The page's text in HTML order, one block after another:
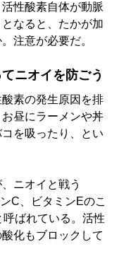
性酸素自体が動脈
なると、たかが加
注意が必要だ。
ニオイを防ごう
素の発生原因を排
昼にラーメンや丼
を吸ったり、とい
ニオイと戦う
C、ビタミンEのこ
ばれている。活性
化もブロックして